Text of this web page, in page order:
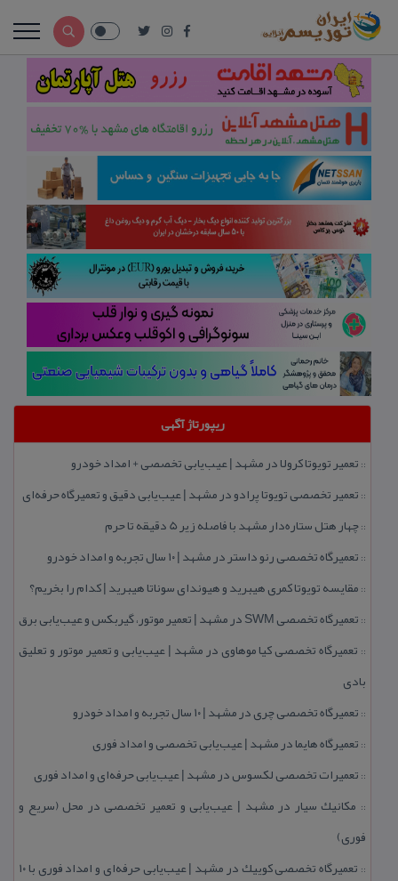
ریپورتاژ آگهی
:: تعمیر تویوتا كرولا در مشهد | عیب‌یابی تخصصی + امداد خودرو
:: تعمیر تخصصی تویوتا پرادو در مشهد | عیب‌یابی دقیق و تعمیرگاه حرفه‌ای
::چهار هتل‌ ستاره‌دار مشهد با فاصله زیر 5 دقیقه تا حرم
:: تعمیرگاه تخصصی رنو داستر در مشهد | ۱۰ سال تجربه و امداد خودرو
:: مقایسه تویوتا كمری هیبرید و هیوندای سوناتا هیبرید | كدام را بخریم؟
:: تعمیرگاه تخصصی SWM در مشهد | تعمیر موتور، گیربكس و عیب‌یابی برق
:: تعمیرگاه تخصصی كیا موهاوی در مشهد | عیب‌یابی و تعمیر موتور و تعلیق
بادی
:: تعمیرگاه تخصصی چری در مشهد | ۱۰ سال تجربه و امداد خودرو
:: تعمیرگاه هایما در مشهد | عیب‌یابی تخصصی و امداد فوری
:: تعمیرات تخصصی لكسوس در مشهد | عیب‌یابی حرفه‌ای و امداد فوری
:: مكانیك سیار در مشهد | عیب‌یابی و تعمیر تخصصی در محل (سریع و
فوری)
::
تعمیرگاه تخصصی كوییك در مشهد | عیب‌یابی حرفه‌ای و امداد فوری با ۱۰